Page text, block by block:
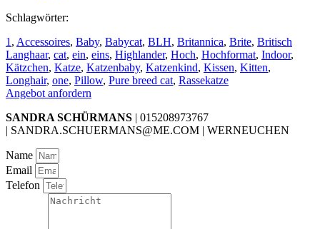
Schlagwörter:
1 , Accessoires, Baby, Babycat, BLH, Britannica, Brite, Britisch
Langhaar, cat, ein, eins, Highlander, Hoch, Hochformat, Indoor,
Kätzchen, Katze, Katzenbaby, Katzenkind, Kissen, Kitten,
Longhair, one, Pillow, Pure breed cat, Rassekatze
Angebot anfordern
SANDRA SCHÜRMANS | 015208973767
| SANDRA.SCHUERMANS@ME.COM | WERNEUCHEN
Name
Email
Telefon